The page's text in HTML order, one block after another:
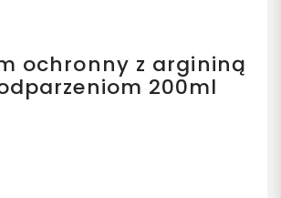
ochronny z argininą
200ml